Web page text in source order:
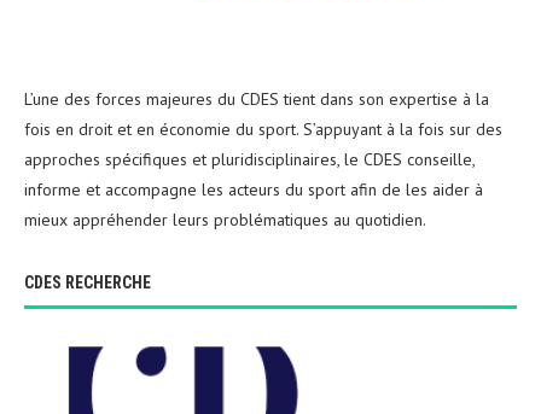
L’une des forces majeures du CDES tient dans son expertise à la
fois en droit et en économie du sport. S’appuyant à la fois sur des
approches spécifiques et pluridisciplinaires, le CDES conseille,
informe et accompagne les acteurs du sport afin de les aider à
mieux appréhender leurs problématiques au quotidien.
CDES RECHERCHE